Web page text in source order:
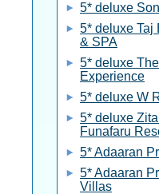
5* deluxe
5* deluxe Taj
& SPA
5* deluxe
Experience
5* deluxe W
5* deluxe
Funafaru
5* Adaaran
5* Adaaran
Villas